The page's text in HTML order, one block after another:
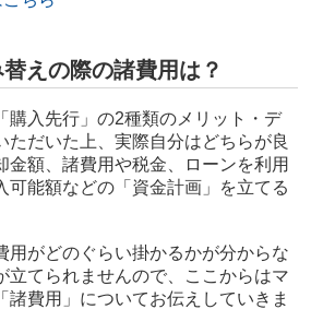
えの際の諸費用は？
購入先行」の2種類のメリット・デ
ただいた上、実際自分はどちらが良
金額、諸費用や税金、ローンを利用
可能額などの「資金計画」を立てる
用がどのぐらい掛かるかが分からな
立てられませんので、ここからはマ
諸費用」についてお伝えしていきま